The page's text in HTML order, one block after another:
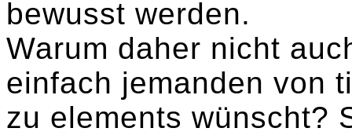
bewusst werden.
Warum daher nicht
einfach jemanden von
zu elements wünscht?